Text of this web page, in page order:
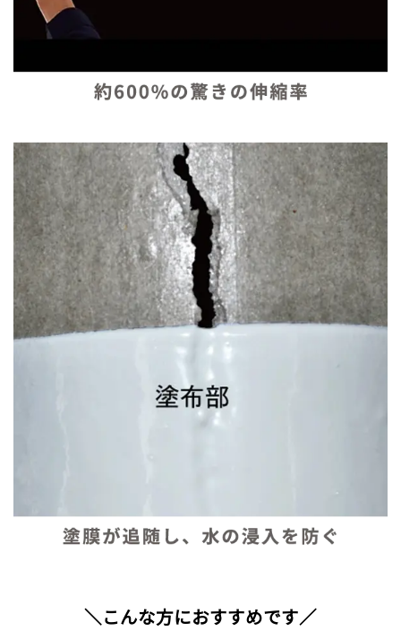
＼こんな方におすすめです／